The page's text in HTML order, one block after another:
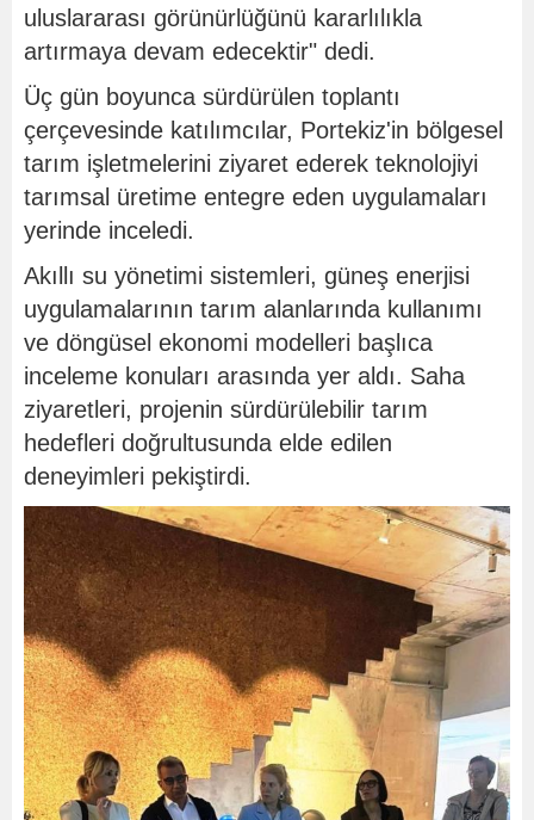
uluslararası görünürlüğünü kararlılıkla
artırmaya devam edecektir" dedi.
Üç gün boyunca sürdürülen toplantı
çerçevesinde katılımcılar, Portekiz'in bölgesel
tarım işletmelerini ziyaret ederek teknolojiyi
tarımsal üretime entegre eden uygulamaları
yerinde inceledi.
Akıllı su yönetimi sistemleri, güneş enerjisi
uygulamalarının tarım alanlarında kullanımı
ve döngüsel ekonomi modelleri başlıca
inceleme konuları arasında yer aldı. Saha
ziyaretleri, projenin sürdürülebilir tarım
hedefleri doğrultusunda elde edilen
deneyimleri pekiştirdi.